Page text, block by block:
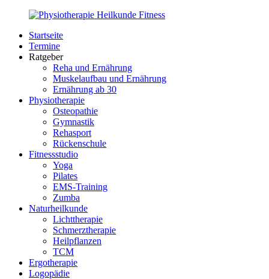
Zurück
Inhalt
PhysioMed-
Fit.de
Gesundheit
Startseite
Termine
Ratgeber
Reha und Ernährung
Muskelaufbau und Ernährung
Ernährung ab 30
Physiotherapie
Osteopathie
Gymnastik
Rehasport
Rückenschule
Fitnessstudio
Yoga
Pilates
EMS-Training
Zumba
Naturheilkunde
Lichttherapie
Schmerztherapie
Heilpflanzen
TCM
Ergotherapie
Logopädie